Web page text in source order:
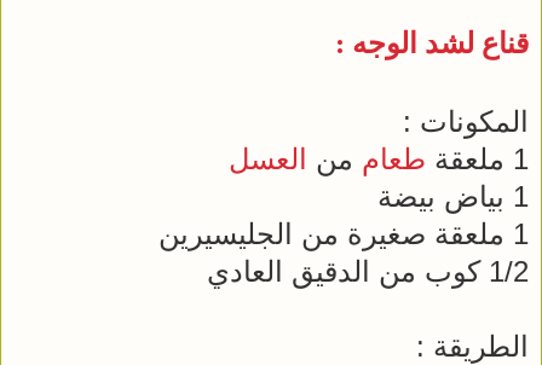
قناع لشد الوجه :
المكونات :
1 ملعقة
طعام من العسل
1 بياض بيضة
1 ملعقة صغيرة من الجليسيرين
1/2 كوب من الدقيق العادي
الطريقة :